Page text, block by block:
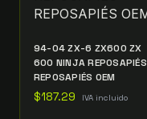
94-04 ZX-6 ZX600 ZX
600 NINJA REPOSAPIÉS
REPOSAPIÉS OEM
$187.29 IVA incluido